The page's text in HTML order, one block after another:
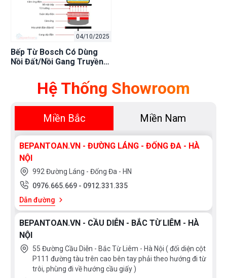
04/10/2025
Bếp Từ Bosch Có Dùng
Nồi Đất/Nồi Gang Truyền
Pháp Tối ƯuHệ Thống Showroom
Miền Bắc Miền Nam
BEPANTOAN.VN - ĐƯỜNG LÁNG - ĐỐNG ĐA - HÀ
NỘI
992 Đường Láng - Đống Đa - HN
0976.665.669 - 0912.331.335
Dẫn đường
BEPANTOAN.VN - CẦU DIỄN - BẮC TỪ LIÊM - HÀ
NỘI
55 Đường Cầu Diễn - Bắc Từ Liêm - Hà Nội ( đối diện cột
P111 đường tàu trên cao bên tay phải theo hướng đi từ
trôi, phùng đi về hướng cầu giấy )